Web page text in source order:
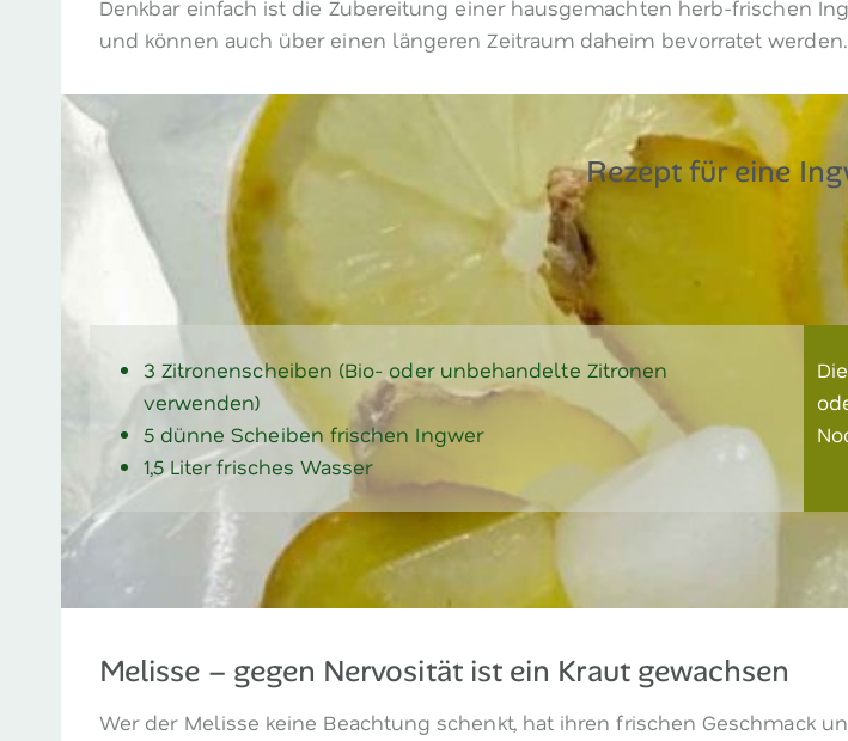
Denkbar einfach ist die Zubereitung einer hausgemachten herb-frischen
und können auch über einen längeren Zeitraum daheim bevorratet werden.
Rezept für eine
3 Zitronenscheiben (Bio- oder unbehandelte Zitronen
verwenden)
5 dünne Scheiben frischen Ingwer
1,5 Liter frisches Wasser
Melisse – gegen Nervosität ist ein Kraut gewachsen
Wer der Melisse keine Beachtung schenkt, hat ihren frischen Geschmack